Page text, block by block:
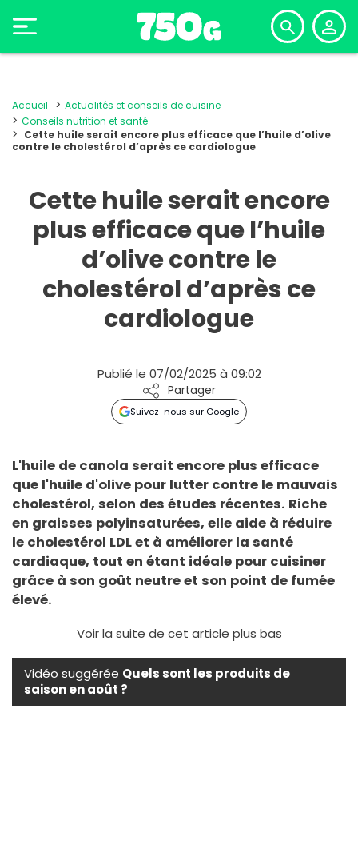
Accueil
Actualités et conseils de cuisine
Conseils nutrition et santé
Cette huile serait encore plus efficace que l’huile d’olive
contre le cholestérol d’après ce cardiologue
Cette huile serait encore
plus efficace que l’huile
d’olive contre le
cholestérol d’après ce
cardiologue
Publié le 07/02/2025 à 09:02
Partager
Suivez-nous sur Google
L'huile de canola serait encore plus efficace
que l'huile d'olive pour lutter contre le mauvais
cholestérol, selon des études récentes. Riche
en graisses polyinsaturées, elle aide à réduire
le cholestérol LDL et à améliorer la santé
cardiaque, tout en étant idéale pour cuisiner
grâce à son goût neutre et son point de fumée
élevé.
Voir la suite de cet article plus bas
Vidéo suggérée Quels sont les produits de
saison en août ?